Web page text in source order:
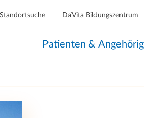
Standortsuche DaVita Bildungszentrum
Patienten &